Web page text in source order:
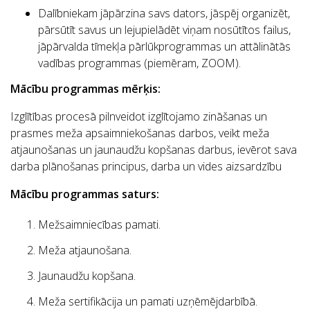
Dalībniekam jāpārzina savs dators, jāspēj organizēt,
pārsūtīt savus un lejupielādēt viņam nosūtītos failus,
jāpārvalda tīmekļa pārlūkprogrammas un attālinātās
vadības programmas (piemēram, ZOOM).
Mācību programmas mērķis:
Izglītības procesā pilnveidot izglītojamo zināšanas un
prasmes meža apsaimniekošanas darbos, veikt meža
atjaunošanas un jaunaudžu kopšanas darbus, ievērot sava
darba plānošanas principus, darba un vides aizsardzību
Mācību programmas saturs:
Mežsaimniecības pamati.
Meža atjaunošana.
Jaunaudžu kopšana.
Meža sertifikācija un pamati uzņēmējdarbībā.